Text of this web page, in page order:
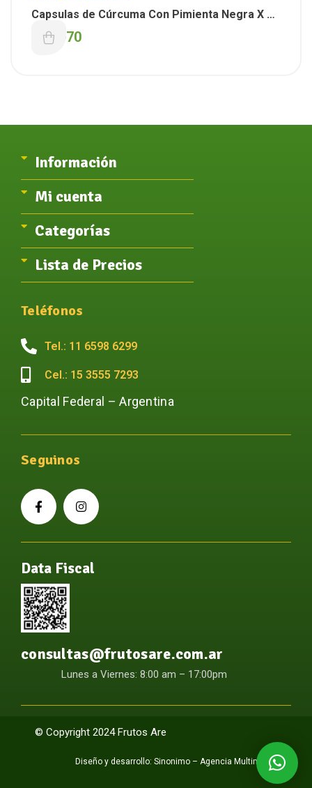
Capsulas de Cúrcuma Con Pimienta Negra X 50
Caps. ( Natier )
20.970
Información
Mi cuenta
Categorías
Lista de Precios
Teléfonos
Tel.: 11 6598 6299
Cel.: 15 3555 7293
Capital Federal – Argentina
Seguinos
Data Fiscal
consultas@frutosare.com.ar
Lunes a Viernes: 8:00 am – 17:00pm
© Copyright 2024 Frutos Are
Diseño y desarrollo: Sinonimo – Agencia Multimedia